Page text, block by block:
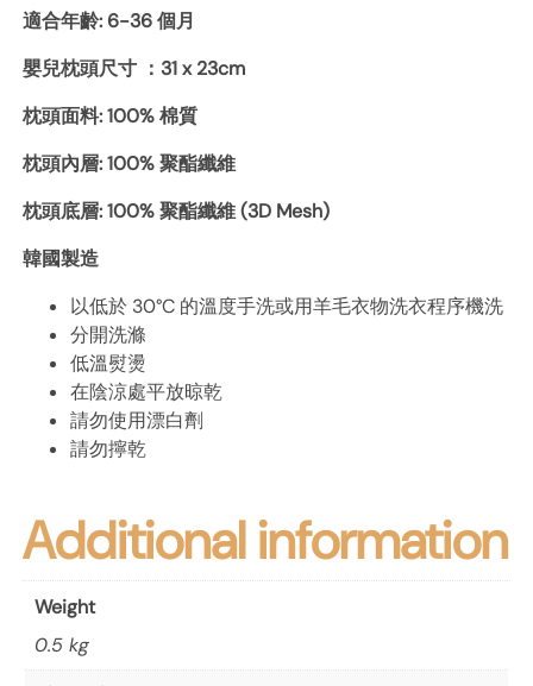
適合年齡: 6-36 個月
嬰兒枕頭尺寸 ：31 x 23cm
枕頭面料: 100% 棉質
枕頭內層: 100% 聚酯纖維
枕頭底層: 100% 聚酯纖維 (3D Mesh)
韓國製造
以低於 30°C 的溫度手洗或用羊毛衣物洗衣程序機洗
分開洗滌
低溫熨燙
在陰涼處平放晾乾
請勿使用漂白劑
請勿擰乾
Additional information
Weight
0.5 kg